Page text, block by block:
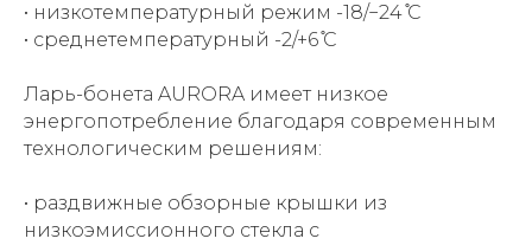
• низкотемпературный режим -18/−24 ̊С
• среднетемпературный -2/+6 ̊С
Ларь-бонета AURORA имеет низкое
энергопотребление благодаря современным
технологическим решениям:
• раздвижные обзорные крышки из
низкоэмиссионного стекла с